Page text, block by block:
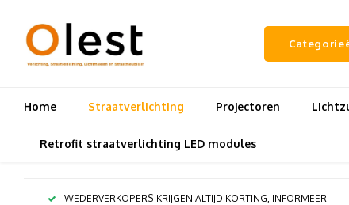
Home Straatverlichting Projectoren
Retrofit straatverlichting LED modules
WEDERVERKOPERS KRIJGEN ALTIJD KORTING, INFORMEER!